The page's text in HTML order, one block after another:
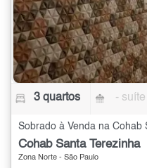
3 quartos - suíte
Cohab Santa Terezinha
Zona Norte - São Paulo